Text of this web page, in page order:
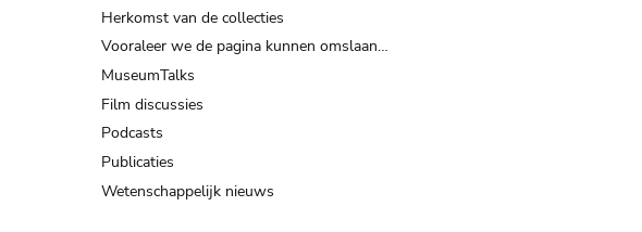
Herkomst van de collecties
Vooraleer we de pagina kunnen omslaan…
MuseumTalks
Film discussies
Podcasts
Publicaties
Wetenschappelijk nieuws